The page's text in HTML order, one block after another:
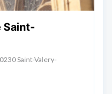
Saint-
Saint-Valery-